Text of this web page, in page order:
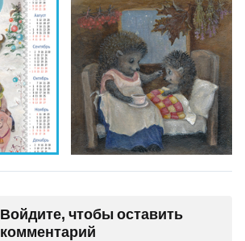
Войдите, чтобы оставить
комментарий